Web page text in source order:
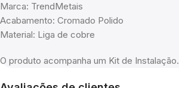
Marca: TrendMetais
Acabamento: Cromado Polido
Material: Liga de cobre
O produto acompanha um Kit de Instalação.